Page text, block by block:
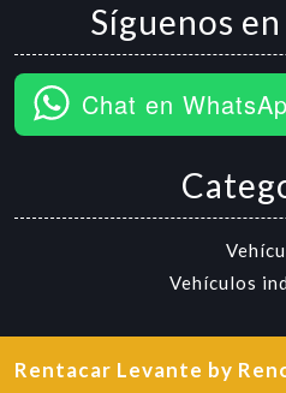
Síguenos
Chat en
Vehículos
Rentacar Levante by